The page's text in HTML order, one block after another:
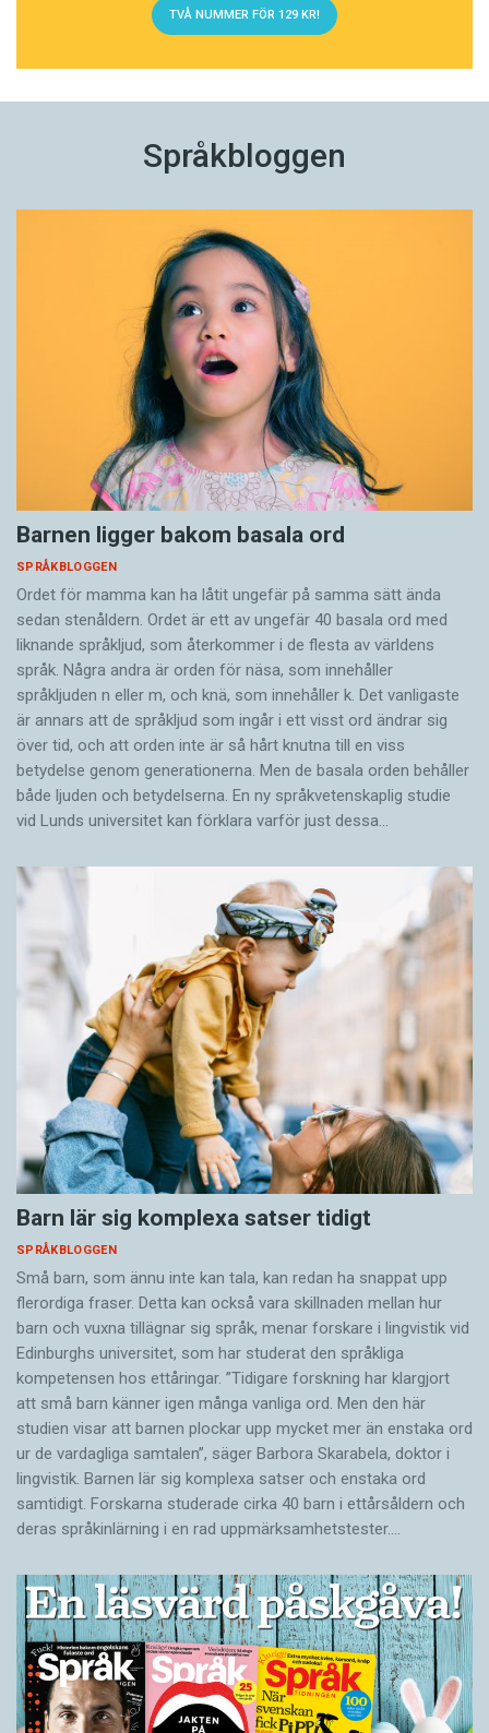
TVÅ NUMMER FÖR 129 KR!
Språkbloggen
Barnen ligger bakom basala ord
SPRÅKBLOGGEN
Ordet för mamma kan ha låtit ungefär på samma sätt ända
sedan stenåldern. Ordet är ett av ungefär 40 basala ord med
liknande språkljud, som återkommer i de flesta av världens
språk. Några andra är orden för näsa, som innehåller
språkljuden n eller m, och knä, som innehåller k. Det vanligaste
är annars att de språkljud som ingår i ett visst ord ändrar sig
över tid, och att orden inte är så hårt knutna till en viss
betydelse genom generationerna. Men de basala orden behåller
både ljuden och betydelserna. En ny språkvetenskaplig studie
vid Lunds universitet kan förklara varför just dessa…
Barn lär sig komplexa satser tidigt
SPRÅKBLOGGEN
Små barn, som ännu inte kan tala, kan redan ha snappat upp
flerordiga fraser. Detta kan också vara skillnaden mellan hur
barn och vuxna tillägnar sig språk, menar forskare i lingvistik vid
Edinburghs universitet, som har studerat den språkliga
kompetensen hos ettåringar. ”Tidigare forskning har klargjort
att små barn känner igen många vanliga ord. Men den här
studien visar att barnen plockar upp mycket mer än enstaka ord
ur de vardagliga samtalen”, säger Barbora Skarabela, doktor i
lingvistik. Barnen lär sig komplexa satser och enstaka ord
samtidigt. Forskarna studerade cirka 40 barn i ettårsåldern och
deras språkinlärning i en rad uppmärksamhetstester.…